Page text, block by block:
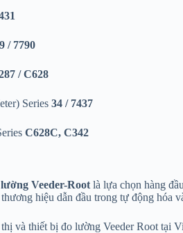
/ 7790
/ C628
Series 34 / 7437
C628C, C342
Veeder-Root là lựa chọn hàng
hiệu dẫn đầu trong tự động hóa
và thiết bị đo lường Veeder Root tại